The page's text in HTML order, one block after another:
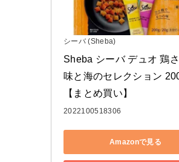
シーバ (Sheba)
Sheba シーバ デュオ 鶏
味と海のセレクション
【まとめ買い】
2022100518306
Amazonで見る